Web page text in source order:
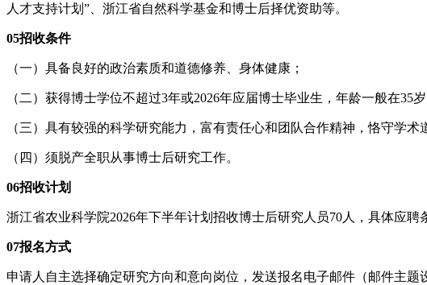
人才支持计划”、浙江省自然科学基金和博士后择优资助等。
05招收条件
（一）具备良好的政治素质和道德修养、身体健康；
（二）获得博士学位不超过3年或2026年应届博士毕业生，年龄一般在35岁
（三）具有较强的科学研究能力，富有责任心和团队合作精神，恪守学术
（四）须脱产全职从事博士后研究工作。
06招收计划
浙江省农业科学院2026年下半年计划招收博士后研究人员70人，具体应聘
07报名方式
申请人自主选择确定研究方向和意向岗位，发送报名电子邮件（邮件主